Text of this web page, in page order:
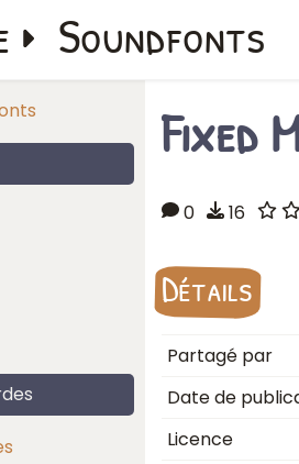
Soundfonts
Fixed
0 16
Détails
Partagé par
Date de
Licence